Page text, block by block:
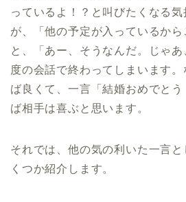
っているよ！？と叫びたくなる
が、「他の予定が入っているから
と、「あー、そうなんだ。じゃ
度の会話で終わってしまいます
ば良くて、一言「結婚おめでと
ば相手は喜ぶと思います。
それでは、他の気の利いた一言
くつか紹介します。